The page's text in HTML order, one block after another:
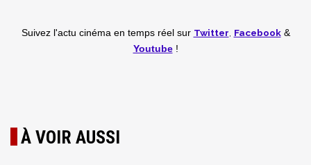
Suivez l'actu cinéma en temps réel sur Twitter Facebook&
Youtube!
À VOIR AUSSI